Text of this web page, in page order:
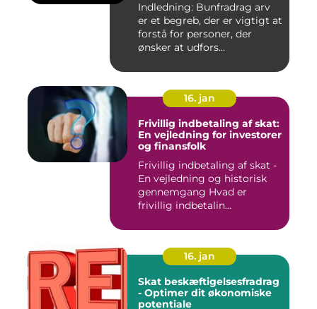
Indledning: Bunfradrag arv
er et begreb, der er vigtigt at
forstå for personer, der
ønsker at udfors...
16. jan
Frivillig indbetaling af skat:
En vejledning for investorer
og finansfolk
Frivillig indbetaling af skat -
En vejledning og historisk
gennemgang Hvad er
frivillig indbetalin...
16. jan
Skat beskæftigelsesfradrag
- Optimer dit økonomiske
potentiale